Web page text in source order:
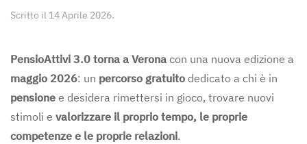
Scritto il 14 Aprile 2026.
PensioAttivi 3.0 torna a Verona con una nuova edizione a
maggio 2026: un percorso gratuito dedicato a chi è in
pensione e desidera rimettersi in gioco, trovare nuovi
stimoli e valorizzare il proprio tempo, le proprie
competenze e le proprie relazioni.